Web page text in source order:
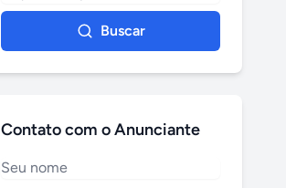
Buscar
Contato com o Anunciante